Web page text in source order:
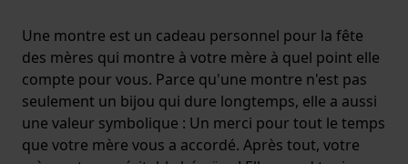
Une montre est un cadeau personnel pour la fête
des mères qui montre à votre mère à quel point elle
compte pour vous. Parce qu'une montre n'est pas
seulement un bijou qui dure longtemps, elle a aussi
une valeur symbolique : Un merci pour tout le temps
que votre mère vous a accordé. Après tout, votre